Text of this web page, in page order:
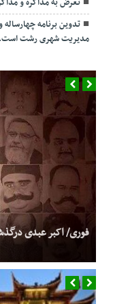
تدوین برنامه چهارساله
مدیریت شهری رشت است.
فوری/ اکبر عبدی